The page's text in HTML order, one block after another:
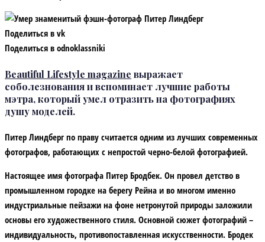
Поделиться в vk
Поделиться в odnoklassniki
Beautiful Lifestyle magazine выражает
соболезнования и вспоминает лучшие работы
мэтра, который умел отразить на фотографиях
душу моделей.
Питер Линдберг по праву считается одним из лучших современных
фотографов, работающих с непростой черно-белой фотографией.
Настоящее имя фотографа Питер Бродбек. Он провел детство в
промышленном городке на берегу Рейна и во многом именно
индустриальные пейзажи на фоне нетронутой природы заложили
основы его художественного стиля. Основной сюжет фотографий –
индивидуальность, противопоставленная искусственности. Бродек